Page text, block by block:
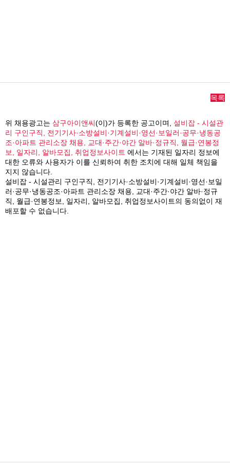
목록
위 채용광고는 삼구아이앤씨(이)가 등록한 공고이며, 설비잡 - 시설관
리 구인구직, 전기기사·소방설비·기계설비·영선·보일러·공무·냉동공
조·아파트 관리소장 채용, 교대·주간·야간 알바·정규직, 월급·연봉정
보, 일자리, 알바모집, 취업정보사이트 에서는 기재된 일자리 정보에
대한 오류와 사용자가 이를 신뢰하여 취한 조치에 대해 일체 책임을
지지 않습니다.
설비잡 - 시설관리 구인구직, 전기기사·소방설비·기계설비·영선·보일
러·공무·냉동공조·아파트 관리소장 채용, 교대·주간·야간 알바·정규
직, 월급·연봉정보, 일자리, 알바모집, 취업정보사이트의 동의없이 재
배포할 수 없습니다.